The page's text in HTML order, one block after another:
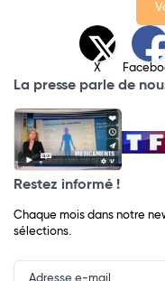
X
La presse parle de
Restez informé !
Chaque mois dans notre
sélections.
Input
Newsletter